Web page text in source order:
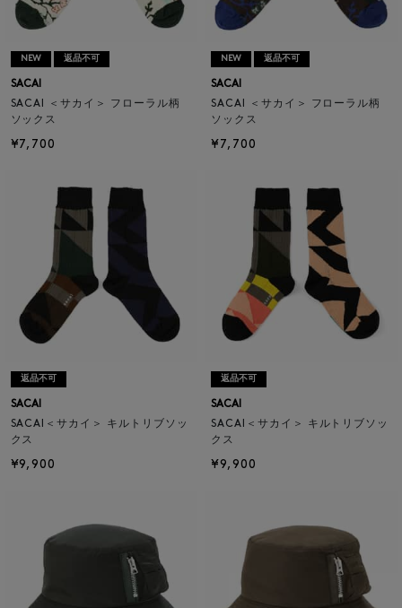
NEW 返品不可
SACAI
SACAI ＜サカイ＞ フローラル柄
ソックス
¥7,700
NEW 返品不可
SACAI
SACAI ＜サカイ＞ フローラル柄
ソックス
¥7,700
返品不可
SACAI
SACAI＜サカイ＞ キルトリブソッ
クス
¥9,900
返品不可
SACAI
SACAI＜サカイ＞ キルトリブソッ
クス
¥9,900